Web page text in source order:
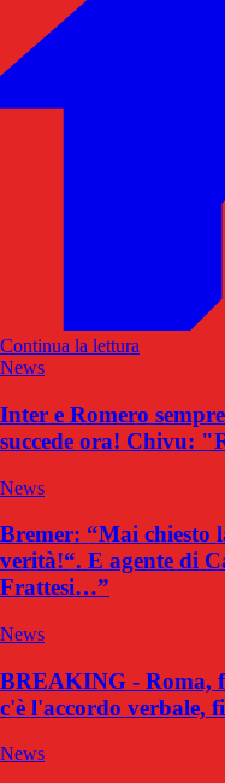
Continua la lettura
News
Inter e Romero
succede ora! Chivu:
News
Bremer: “Mai chiesto
verità!“. E agente di
Frattesi…”
News
BREAKING - Roma,
c'è l'accordo verbale,
News